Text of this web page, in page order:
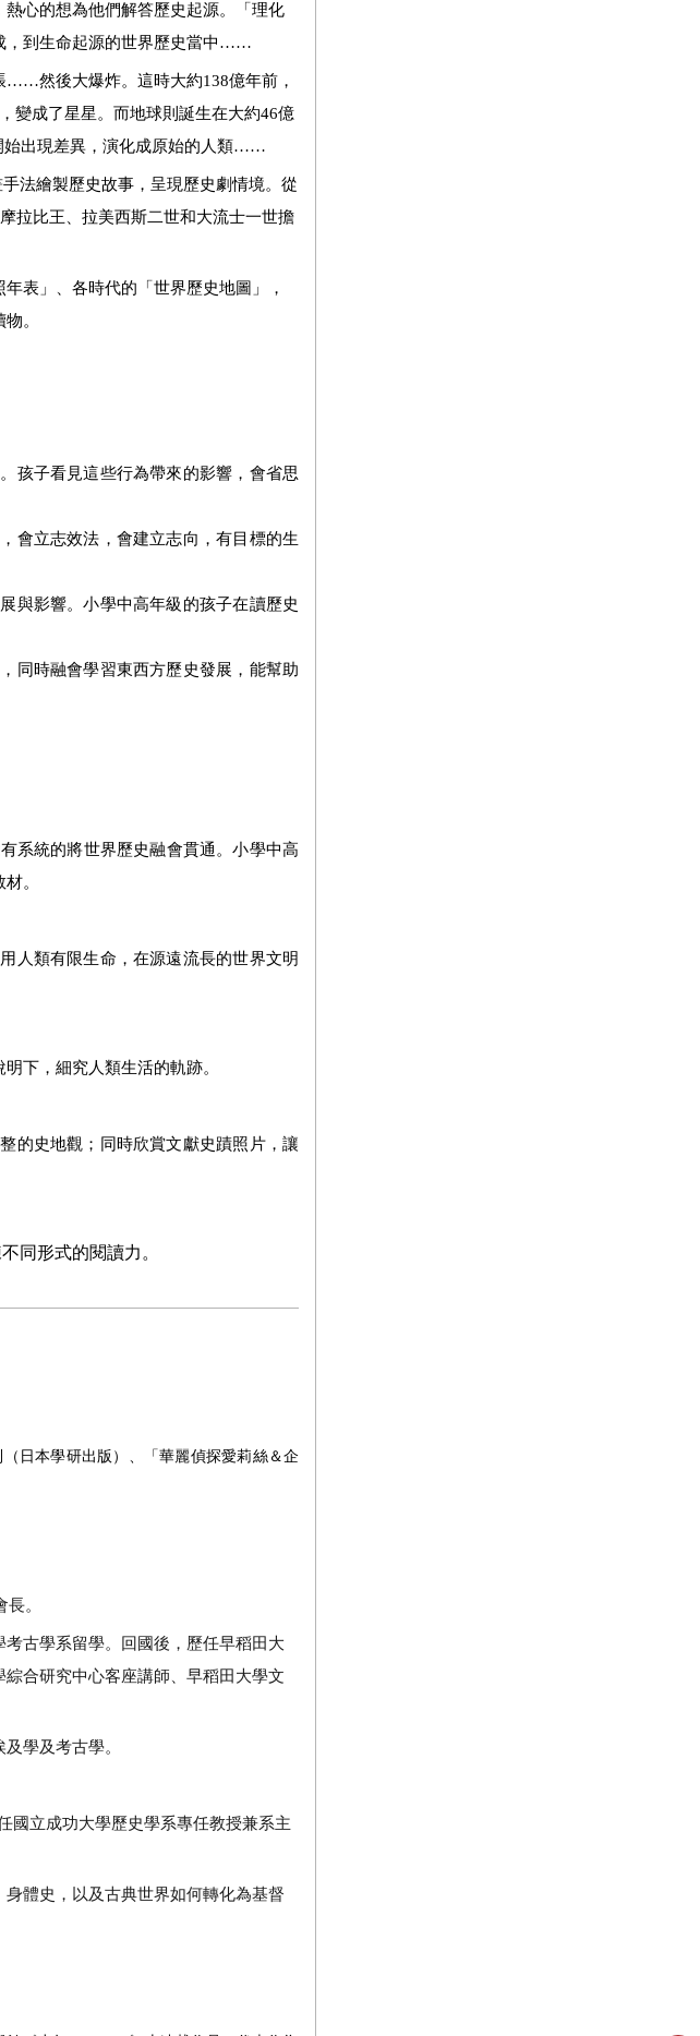
心的想為他們解答歷史起源。「理化
，到生命起源的世界歷史當中……
……然後大爆炸。這時大約138億年前，
變成了星星。 而地球則誕生在大約46億
出現差異，演化成原始的人類……
手法繪製歷史故事，呈現歷史劇情境。從
拉比王、拉美西斯二世和大流士一世擔
表」、各時代的「世界歷史地圖」，
。
孩子看見這些行為帶來的影響，會省思
會立志效法，會建立志向，有目標的生
與影響。小學中高年級的孩子在讀歷史
同時融會學習東西方歷史發展，能幫助
系統的將世界歷史融會貫通。小學中高
。
人類有限生命，在源遠流長的世界文明
下，細究人類生活的軌跡。
的史地觀；同時欣賞文獻史蹟照片，讓
同形式的閱讀力。
日本學研出版）、「華麗偵探愛莉絲＆企
。
古學系留學。回國後，歷任早稻田大
合研究中心客座講師、早稻田大學文
學及考古學。
國立成功大學歷史學系專任教授兼系主
體史，以及古典世界如何轉化為基督